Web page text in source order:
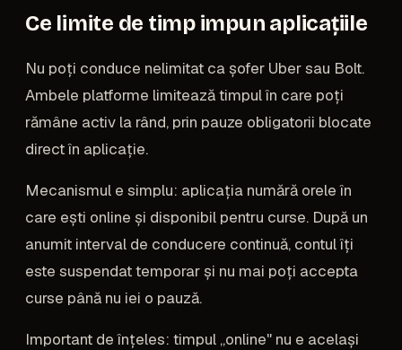
Ce limite de timp impun aplicațiile
Nu poți conduce nelimitat ca șofer Uber sau Bolt.
Ambele platforme limitează timpul în care poți
rămâne activ la rând, prin pauze obligatorii blocate
direct în aplicație.
Mecanismul e simplu: aplicația numără orele în
care ești online și disponibil pentru curse. După un
anumit interval de conducere continuă, contul îți
este suspendat temporar și nu mai poți accepta
curse până nu iei o pauză.
Important de înțeles: timpul „online" nu e același